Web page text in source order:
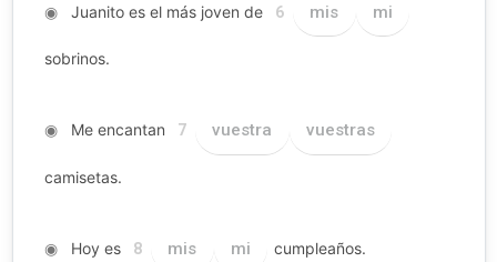
◉Juanito es el más joven de 6 mis mi
sobrinos.
◉Me encantan 7 vuestra vuestras
camisetas.
◉Hoy es 8 mis mi cumpleaños.